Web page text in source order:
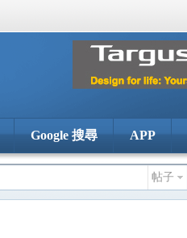
Google 搜尋 APP
帖子